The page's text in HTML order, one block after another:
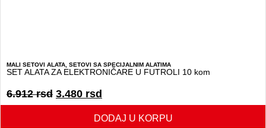
MALI SETOVI ALATA SETOVI SA SPECIJALNIM ALATIMA
SET ALATA ZA ELEKTRONIČARE U FUTROLI 10 kom
6.912rsd 3.480 rsd
DODAJ U KORPU